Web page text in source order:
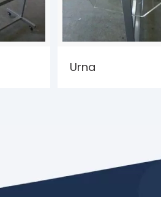
Urna